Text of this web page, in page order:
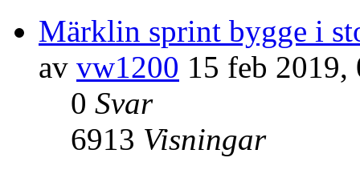
Märklin sprint bygge i
av vw1200 15 feb 2019,
0 Svar
6913 Visningar